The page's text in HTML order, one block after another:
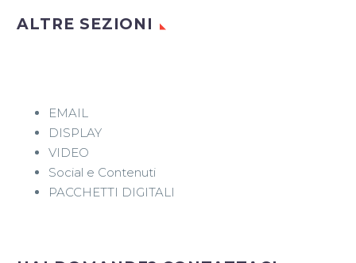
ALTRE SEZIONI
EMAIL
DISPLAY
VIDEO
Social e Contenuti
PACCHETTI DIGITALI